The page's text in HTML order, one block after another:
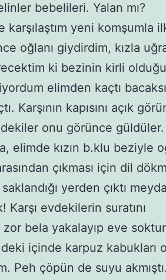
bebelileri. Yalan mı?
yeni komşumla
oğlanı giydirdim, kızla
ki bezinin kirli
elimden kaçtı
Karşının kapısını açık
onu görünce
elimde kızın b.klu beziyle
çıkması için dil
saklandığı yerden çıktı
Karşı evdekilerin suratını
bela yakalayıp eve
içinde karpuz kabukları
Peh çöpün de suyu